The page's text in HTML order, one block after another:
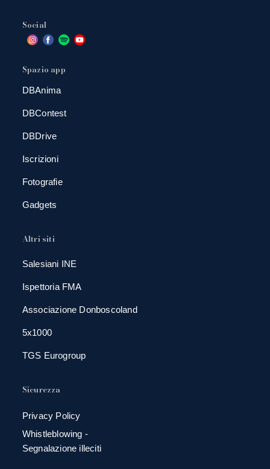
Social
Spazio app
DBAnima
DBContest
DBDrive
Iscrizioni
Fotografie
Gadgets
Altri siti
Salesiani INE
Ispettoria FMA
Associazione Donboscoland
5x1000
TGS Eurogroup
Sicurezza
Privacy Policy
Whistleblowing -
Segnalazione illeciti